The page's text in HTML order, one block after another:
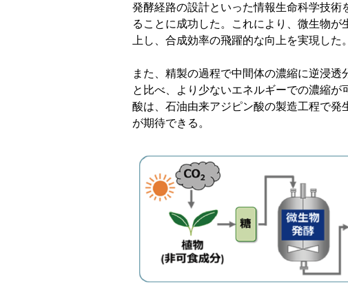
発酵経路の設計といった情報生命科学技
ることに成功した。これにより、微生物
上し、合成効率の飛躍的な向上を実現した。
また、精製の過程で中間体の濃縮に逆浸
と比べ、より少ないエネルギーでの濃縮
酸は、石油由来アジピン酸の製造工程で
が期待できる。